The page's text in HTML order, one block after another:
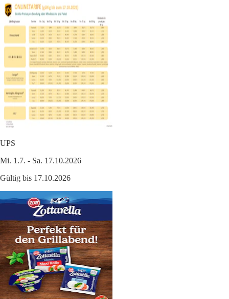
UPS
Mi. 1.7. - Sa. 17.10.2026
Gültig bis 17.10.2026